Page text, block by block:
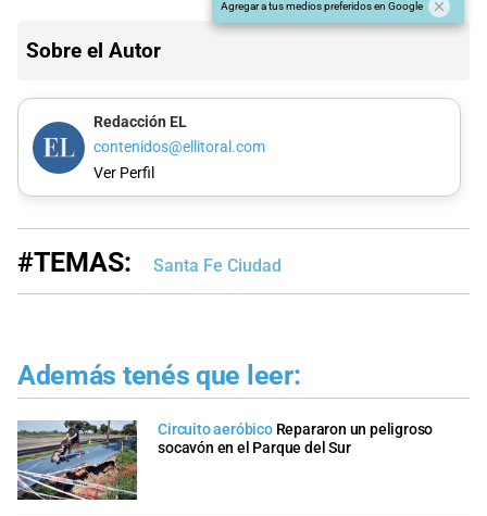
Agregar a tus medios preferidos en Google
Sobre el Autor
Redacción EL
contenidos@ellitoral.com
Ver Perfil
#TEMAS: Santa Fe Ciudad
Además tenés que leer:
Circuito aeróbico Repararon un peligroso
socavón en el Parque del Sur